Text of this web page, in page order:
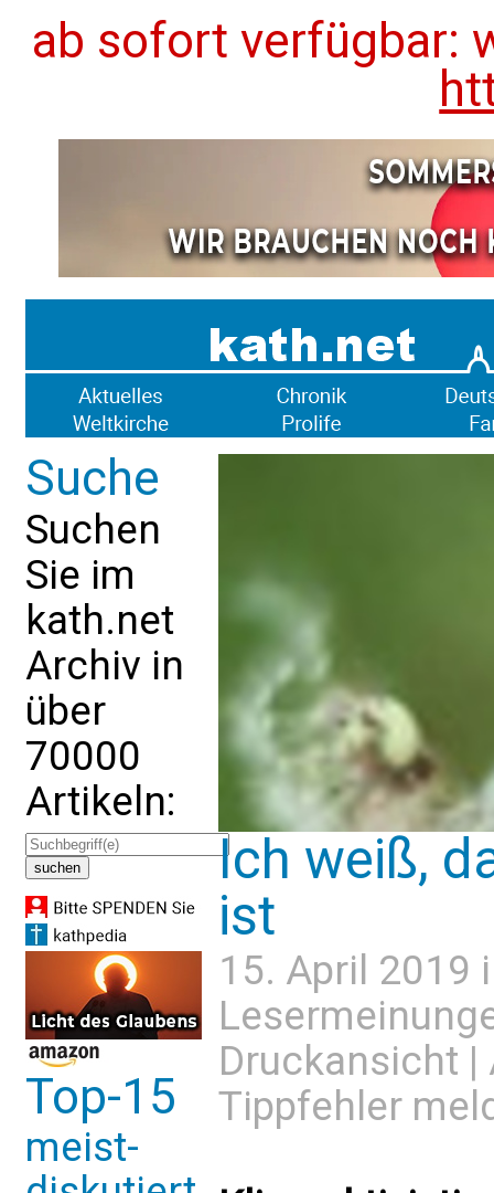
ab sofort verfügbar:
Suche
Suchen
Sie im
kath.net
Archiv in
über
70000
Artikeln:
Top-15
meist-
Ich weiß,
ist
15. April 2019
Druckansicht |
Tippfehler